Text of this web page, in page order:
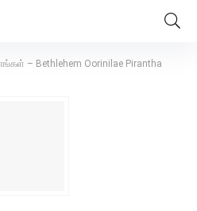
– Bethlehem Oorinilae Pirantha